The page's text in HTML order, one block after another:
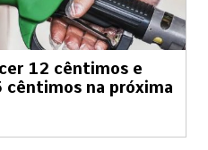
12 cêntimos e
cêntimos na próxima